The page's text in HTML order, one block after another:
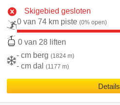
Skigebied gesloten
0 van 74 km piste (0% open)
0 van 28 liften
- cm berg (1824 m)
- cm dal (1177 m)
Details